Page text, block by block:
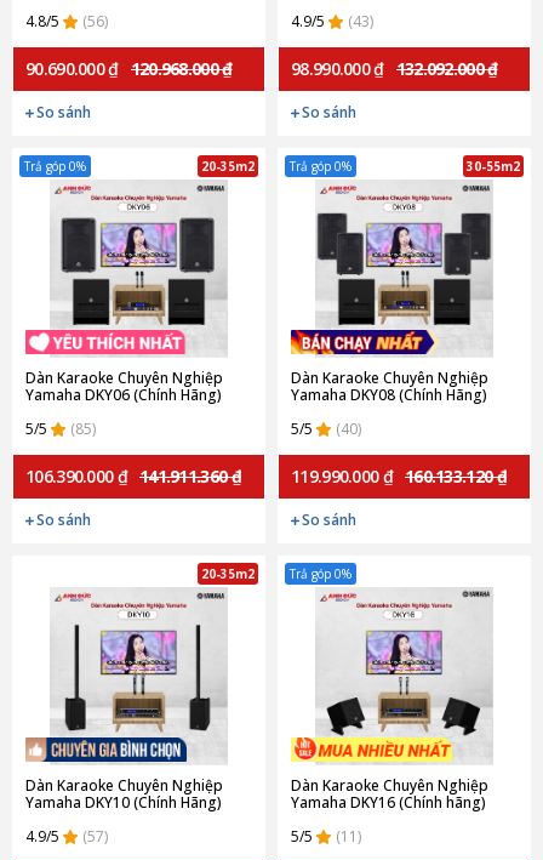
4.8/5 (56)
90.690.000 ₫ 120.968.000 ₫
So sánh
4.9/5 (43)
98.990.000 ₫ 132.092.000 ₫
So sánh
Trả góp 0% 20-35m2
Dàn Karaoke Chuyên Nghiệp
Yamaha DKY06 (Chính Hãng)
5/5
(85)
106.390.000 ₫ 141.911.360 ₫
So sánh
Trả góp 0% 30-55m2
Dàn Karaoke Chuyên Nghiệp
Yamaha DKY08 (Chính Hãng)
5/5
(40)
119.990.000 ₫ 160.133.120 ₫
So sánh
20-35m2
Dàn Karaoke Chuyên Nghiệp
Yamaha DKY10 (Chính Hãng)
4.9/5
(57)
Trả góp 0%
Dàn Karaoke Chuyên Nghiệp
Yamaha DKY16 (Chính hãng)
5/5
(11)